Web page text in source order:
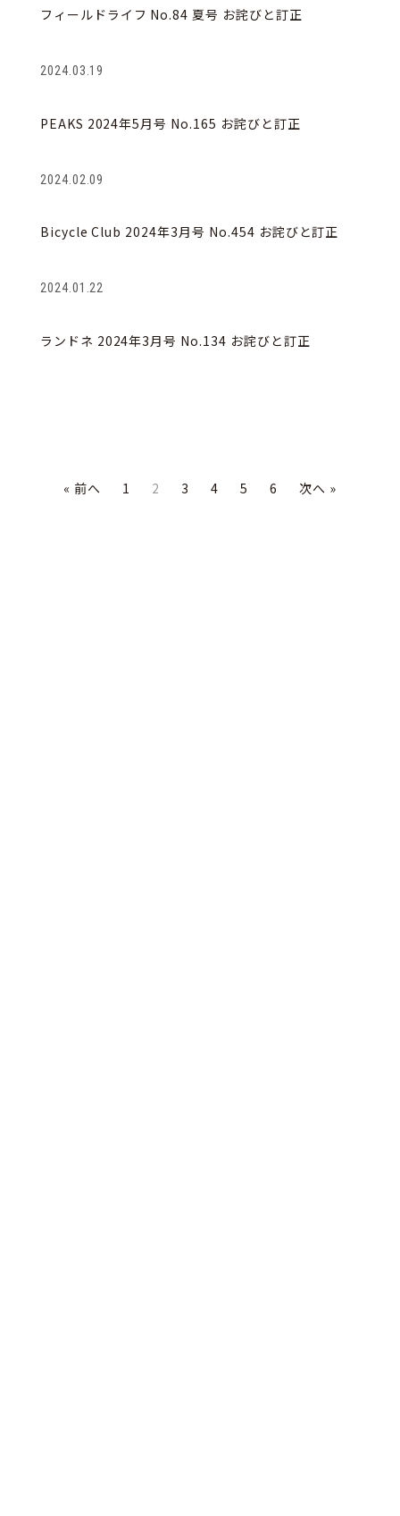
フィールドライフ No.84 夏号 お詫びと訂正
2024.03.19
PEAKS 2024年5月号 No.165 お詫びと訂正
2024.02.09
Bicycle Club 2024年3月号 No.454 お詫びと訂正
2024.01.22
ランドネ 2024年3月号 No.134 お詫びと訂正
« 前へ 1 2 3 4 5 6 次へ »